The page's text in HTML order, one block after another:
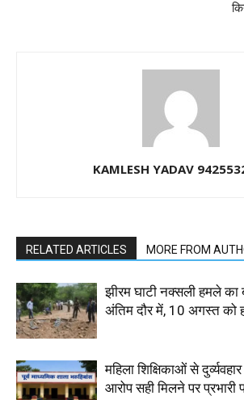
KAMLESH YADAV
RELATED ARTICLES MORE FROM
झीरम घाटी नक्सली हमले का
अंतिम दौर में, 10 अगस्त को
महिला शिक्षिकाओं से
आरोप सही मिलने पर प्रभारी